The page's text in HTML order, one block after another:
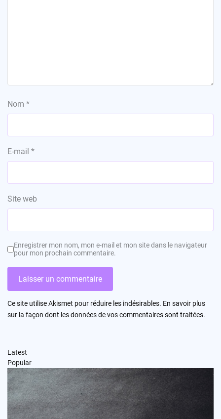
Nom *
E-mail *
Site web
Enregistrer mon nom, mon e-mail et mon site dans le navigateur
pour mon prochain commentaire.
Ce site utilise Akismet pour réduire les indésirables. En savoir plus
sur la façon dont les données de vos commentaires sont traitées.
Latest
Popular